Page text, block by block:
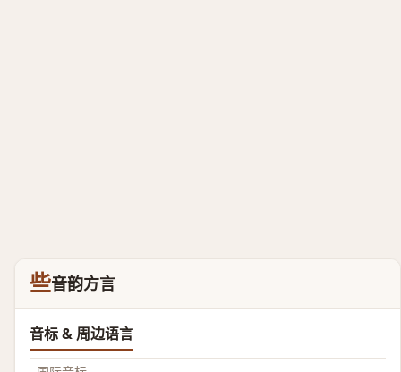
些音韵方言
音标 & 周边语言